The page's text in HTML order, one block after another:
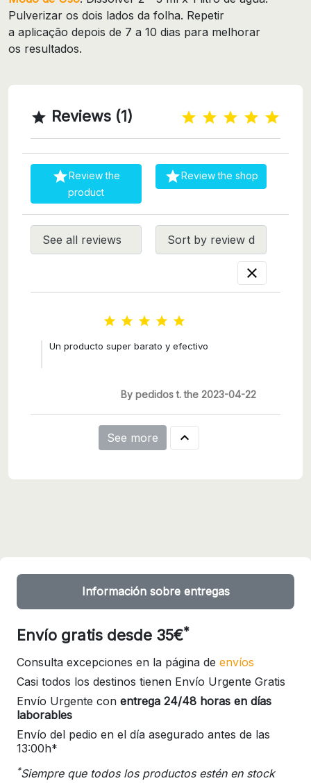
Pulverizar os dois lados da folha. Repetir
a aplicação depois de 7 a 10 dias para melhorar
os resultados.
 Reviews (1)
Review the
product
Review the shop

    
Un producto super barato y efectivo
By pedidos t. the 2023-04-22
See more 
Información sobre entregas
Envío gratis desde 35€*
Consulta excepciones en la página de envíos
Casi todos los destinos tienen Envío Urgente Gratis
Envío Urgente con entrega 24/48 horas en días
laborables
Envío del pedio en el día asegurado antes de las
13:00h*
*Siempre que todos los productos estén en stock